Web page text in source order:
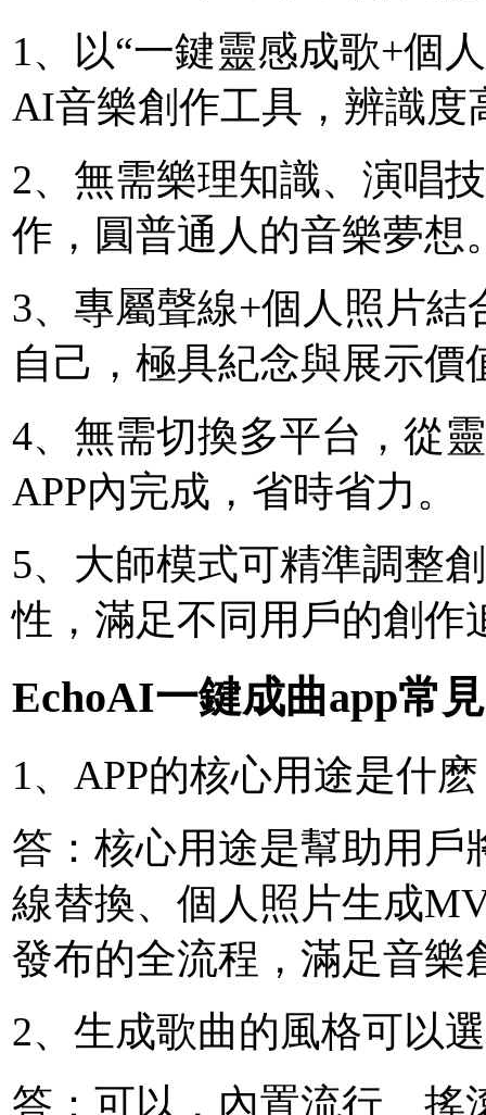
1、以“一鍵靈感成歌+個
AI音樂創作工具，辨識度
2、無需樂理知識、演唱
作，圓普通人的音樂夢想
3、專屬聲線+個人照片
自己，極具紀念與展示價
4、無需切換多平台，從
APP內完成，省時省力。
5、大師模式可精準調整
性，滿足不同用戶的創作
EchoAI一鍵成曲app常
1、APP的核心用途是什
答：核心用途是幫助用戶
線替換、個人照片生成
發布的全流程，滿足音樂
2、生成歌曲的風格可以
答：可以，內置流行、搖